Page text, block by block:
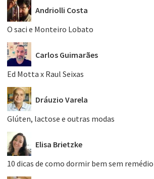
Andriolli Costa
O saci e Monteiro Lobato
Carlos Guimarães
Ed Motta x Raul Seixas
Dráuzio Varela
Glúten, lactose e outras modas
Elisa Brietzke
10 dicas de como dormir bem sem remédio